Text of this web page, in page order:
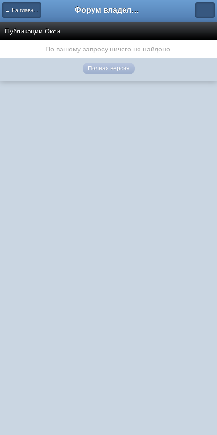
← На главную Форум владельцев интернет-магазинов
Публикации Окси
По вашему запросу ничего не найдено.
Полная версия